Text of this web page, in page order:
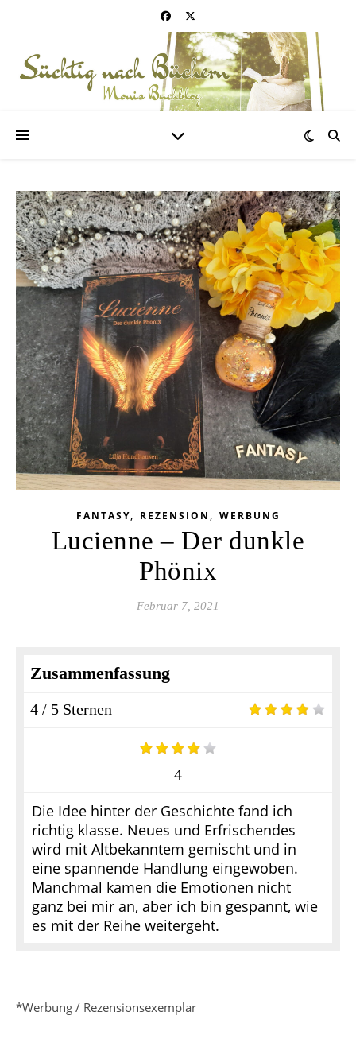
FANTASY, REZENSION , WERBUNG
Lucienne – Der dunkle
Phönix
Februar 7, 2021
Zusammenfassung
4 / 5 Sternen
4
Die Idee hinter der Geschichte fand ich
richtig klasse. Neues und Erfrischendes
wird mit Altbekanntem gemischt und in
eine spannende Handlung eingewoben.
Manchmal kamen die Emotionen nicht
ganz bei mir an, aber ich bin gespannt, wie
es mit der Reihe weitergeht.
*Werbung / Rezensionsexemplar